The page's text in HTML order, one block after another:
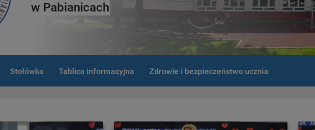
w Pabianicach
Stołówka Tablica informacyjna Zdrowie i bezpieczeństwo ucznia